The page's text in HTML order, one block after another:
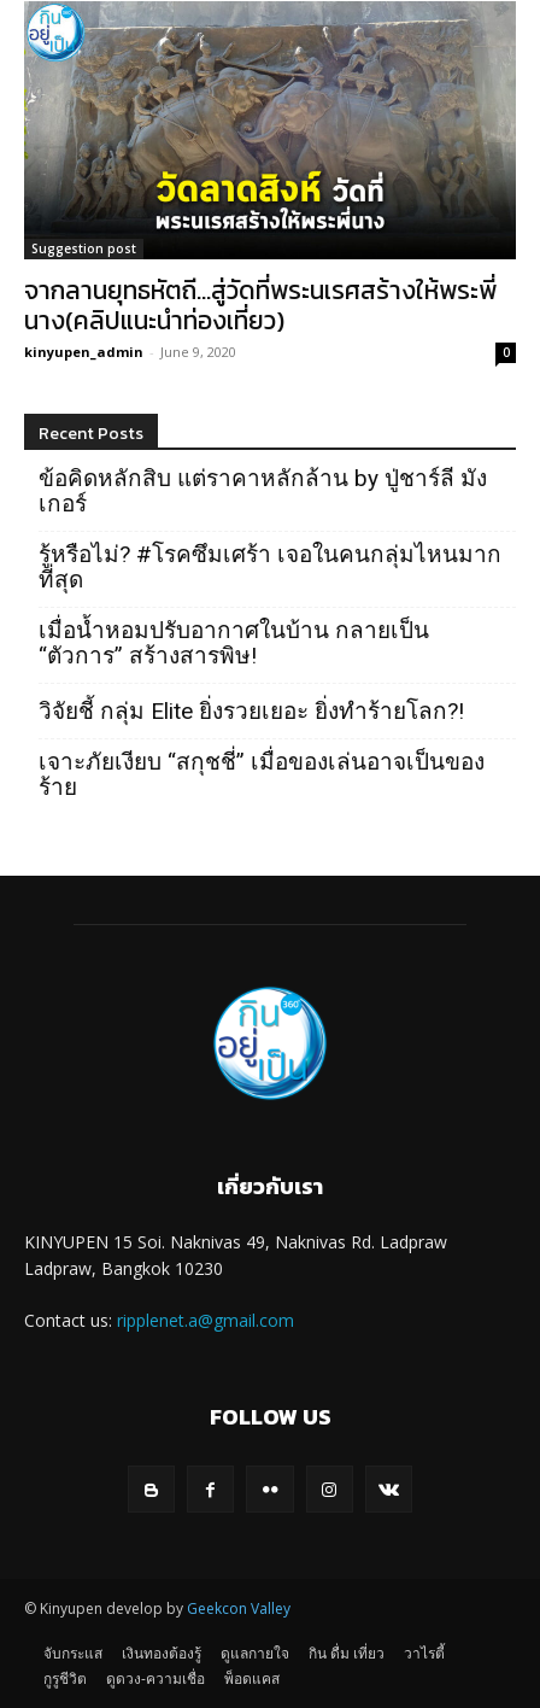
Suggestion post
จากลานยุทธหัตถี…สู่วัดที่พระนเรศสร้างให้พระพี่
นาง(คลิปแนะนำท่องเที่ยว)
kinyupen_admin - June 9, 2020 0
Recent Posts
ข้อคิดหลักสิบ แต่ราคาหลักล้าน by ปู่ชาร์ลี มัง
เกอร์
รู้หรือไม่? #โรคซึมเศร้า เจอในคนกลุ่มไหนมาก
ที่สุด
เมื่อน้ำหอมปรับอากาศในบ้าน กลายเป็น
“ตัวการ” สร้างสารพิษ!
วิจัยชี้ กลุ่ม Elite ยิ่งรวยเยอะ ยิ่งทำร้ายโลก?!
เจาะภัยเงียบ “สกุชชี่” เมื่อของเล่นอาจเป็นของ
ร้าย
เกี่ยวกับเรา
KINYUPEN 15 Soi. Naknivas 49, Naknivas Rd. Ladpraw
Ladpraw, Bangkok 10230
Contact us: ripplenet.a@gmail.com
FOLLOW US
© Kinyupen develop by Geekcon Valley
จับกระแส เงินทองต้องรู้ ดูแลกายใจ กิน ดื่ม เที่ยว
วาไรตี้
กูรูชีวิต
ดูดวง-ความเชื่อ พ็อดแคส